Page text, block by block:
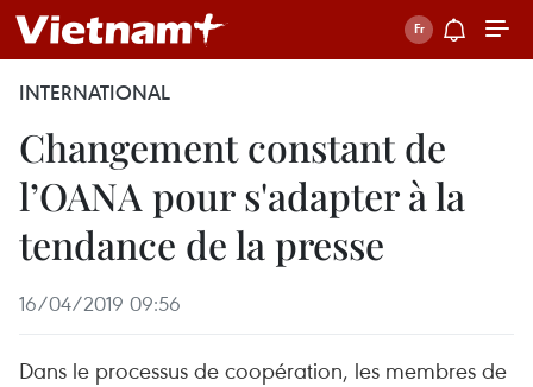
INTERNATIONAL
Changement constant de
l’OANA pour s'adapter à la
tendance de la presse
16/04/2019 09:56
Dans le processus de coopération, les membres de